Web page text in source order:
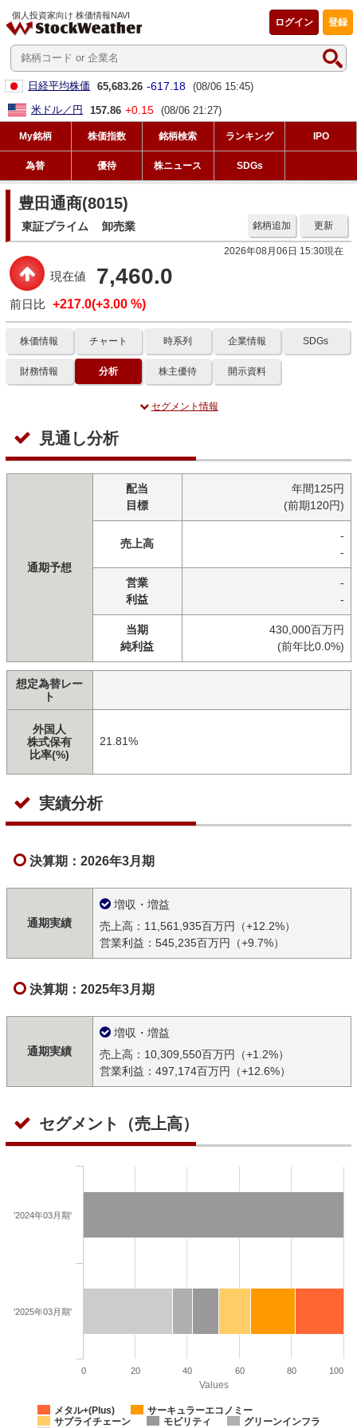
個人投資家向け 株価情報NAVI
登録
ログイン
日経平均株価 65,683.26 -617.18 (08/06 15:45)
米ドル／円
157.86 +0.15 (08/06 21:27)
My銘柄 株価指数 銘柄検索 ランキング IPO
為替 優待 株ニュース SDGs
豊田通商(8015)
東証プライム 卸売業 更新
銘柄追加
2026年08月06日 15:30現在
現在値 7,460.0
前日比 +217.0(+3.00 %)
株価情報 チャート 時系列 企業情報 SDGs
財務情報 分析 株主優待 開示資料
セグメント情報
見通し分析
通期予想
配当
目標
年間125円
(前期120円)
売上高
-
-
営業
利益
-
-
当期
純利益
430,000百万円
(前年比0.0%)
想定為替レー
ト
外国人
株式保有
比率(%)
21.81%
実績分析
決算期：2026年3月期
通期実績
増収・増益
売上高：11,561,935百万円（+12.2%）
営業利益：545,235百万円（+9.7%）
決算期：2025年3月期
通期実績
増収・増益
売上高：10,309,550百万円（+1.2%）
営業利益：497,174百万円（+12.6%）
セグメント（売上高）
Values
メタル+(Plus)
サーキュラーエコノミー
サプライチェーン
モビリティ
グリーンインフラ
'2024年03月期'
'2025年03月期'
0 20 40 60 80 100